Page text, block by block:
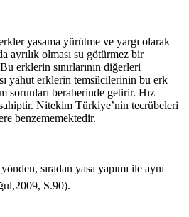
yasama yürütme ve yargı olarak
ayrılık olması su götürmez bir
erklerin sınırlarının diğerleri
yahut erklerin temsilcilerinin bu erk
sorunları beraberinde getirir. Hız
Nitekim Türkiye’nin tecrübeleri
benzememektedir.
sıradan yasa yapımı ile aynı
S.90).